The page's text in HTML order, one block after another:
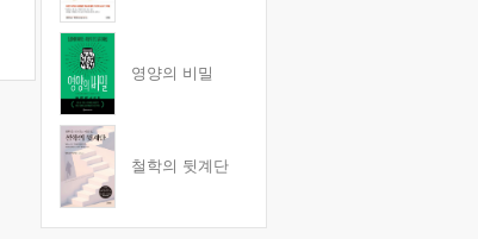
영양의 비밀
철학의 뒷계단